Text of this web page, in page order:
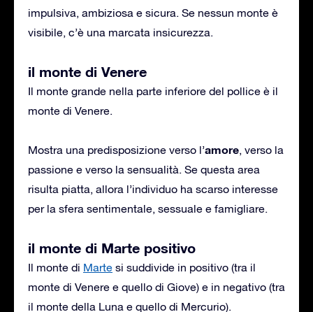
impulsiva, ambiziosa e sicura. Se nessun monte è
visibile, c’è una marcata insicurezza.
il monte di Venere
Il monte grande nella parte inferiore del pollice è il
monte di Venere.
Mostra una predisposizione verso l’amore, verso la
passione e verso la sensualità. Se questa area
risulta piatta, allora l’individuo ha scarso interesse
per la sfera sentimentale, sessuale e famigliare.
il monte di Marte positivo
Il monte di Marte si suddivide in positivo (tra il
monte di Venere e quello di Giove) e in negativo (tra
il monte della Luna e quello di Mercurio).